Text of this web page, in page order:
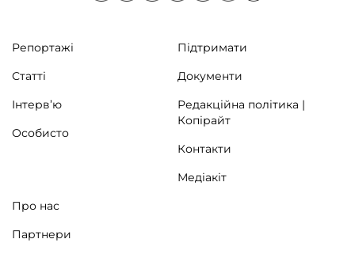
Репортажі
Статті
Інтерв’ю
Особисто
Підтримати
Документи
Редакційна політика |
Копірайт
Контакти
Медіакіт
Про нас
Партнери